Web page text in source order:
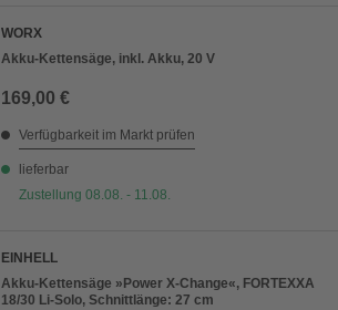
WORX
Akku-Kettensäge, inkl. Akku, 20 V
169,00 €
Verfügbarkeit im Markt prüfen
lieferbar
Zustellung 08.08. - 11.08.
EINHELL
Akku-Kettensäge »Power X-Change«, FORTEXXA
18/30 Li-Solo, Schnittlänge: 27 cm